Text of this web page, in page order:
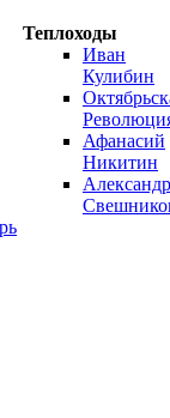
Теплоходы
Иван
Кулибин
Афанасий
Никитин
Александр